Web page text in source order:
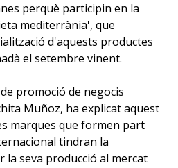
perquè participin en la
mediterrània', que
d'aquests productes
el setembre vinent.
promoció de negocis
Muñoz, ha explicat aquest
marques que formen part
tindran la
seva producció al mercat